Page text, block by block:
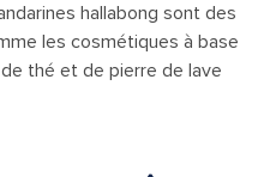
hallabong sont des
les cosmétiques à base
thé et de pierre de lave